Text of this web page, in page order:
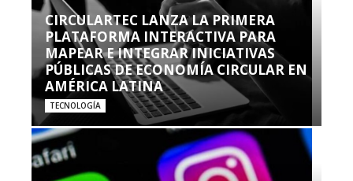
CIRCULARTEC LANZA LA PRIMERA
PLATAFORMA INTERACTIVA PARA
MAPEAR E INTEGRAR INICIATIVAS
PÚBLICAS DE ECONOMÍA CIRCULAR EN
AMÉRICA LATINA
TECNOLOGÍA